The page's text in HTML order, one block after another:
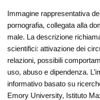
Immagine rappresentativa
pornografia, collegata alla
male. La descrizione
scientifici: attivazione dei
relazioni, possibili
uso, abuso e dipendenza.
informativo basato su
Emory University, Istituto